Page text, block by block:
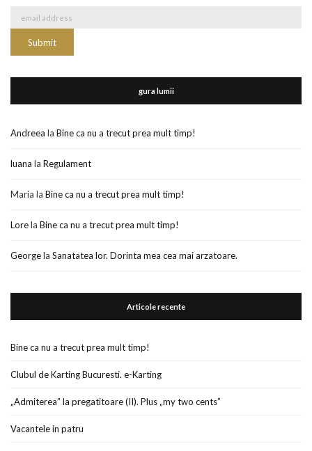
gura lumii
Andreea la Bine ca nu a trecut prea mult timp!
luana la Regulament
Maria la Bine ca nu a trecut prea mult timp!
Lorela Bine ca nu a trecut prea mult timp!
Georgela Sanatatea lor. Dorinta mea cea mai arzatoare.
Articole recente
Bine ca nu a trecut prea mult timp!
Clubul de Karting Bucuresti. e-Karting
„Admiterea” la pregatitoare (II). Plus „my two cents”
Vacantele in patru